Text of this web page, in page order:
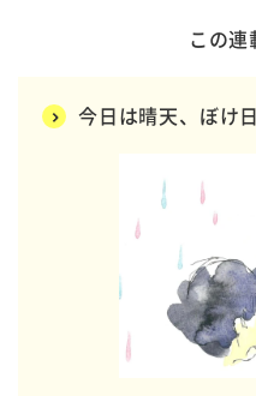
この連
今日は晴天、ぼけ